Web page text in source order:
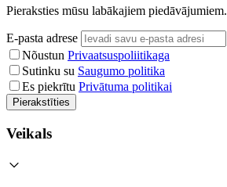
Pieraksties mūsu labākajiem piedāvājumiem.
E-pasta adrese
Nõustun Privaatsuspoliitikaga
Sutinku su Saugumo politika
Es piekrītu Privātuma politikai
Pierakstīties
Veikals